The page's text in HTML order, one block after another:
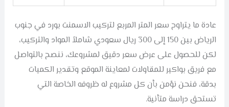
عادة ما يتراوح سعر المتر المربع لتركيب الاسمنت بورد في جنوب
الرياض بين 150 إلى 300 ريال سعودي شاملاً المواد والتركيب،
لكن للحصول على عرض سعر دقيق لمشروعك، ننصح بالتواصل
مع فريق بواكير للمقاولات لمعاينة الموقع وتقدير الكميات
بدقة، فنحن نؤمن بأن كل مشروع له ظروفه الخاصة التي
تستحق دراسة متأنية.